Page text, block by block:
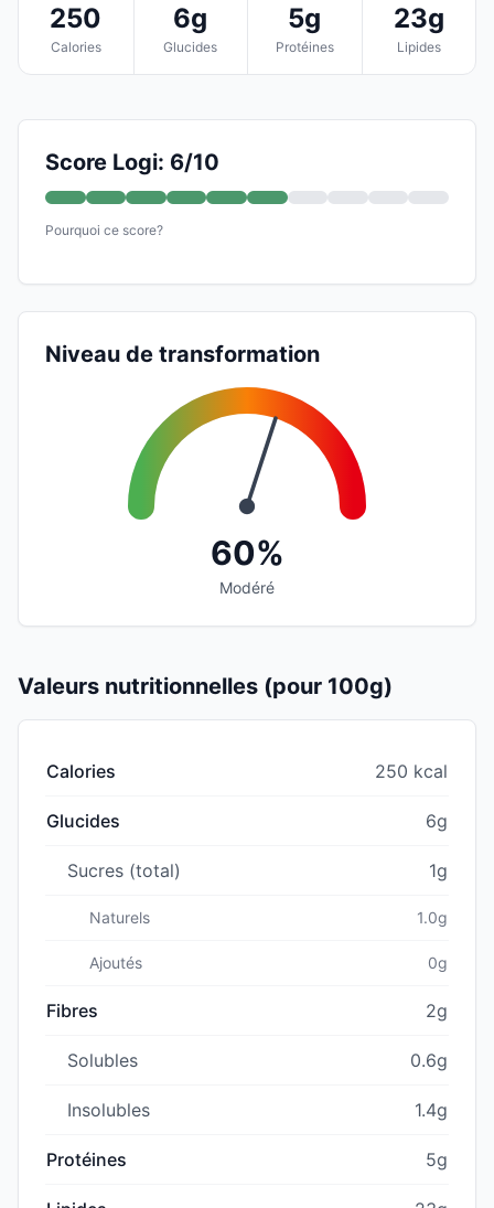
250
Calories
6g
Glucides
5g
Protéines
23g
Lipides
Score Logi: 6/10
Pourquoi ce score?
Niveau de transformation
60%
Modéré
Valeurs nutritionnelles (pour 100g)
Calories 250 kcal
Glucides 6g
Sucres (total) 1g
Naturels 1.0g
Ajoutés 0g
Fibres 2g
Solubles 0.6g
Insolubles 1.4g
Protéines 5g